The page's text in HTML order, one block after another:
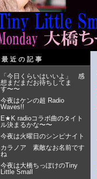
最近の記事
「今日くらいはいいよ」 感
想まだまだお待ちしてま
す〜〜
今夜はケンの超 Radio
Waves!!
E★K radioコラボ曲のタイト
ル決まるかな〜〜
今夜は火曜日のシンピナイト
カラノア 素敵なお名前です
ね
今夜は大橋ちっぽけのTiny
Little Small